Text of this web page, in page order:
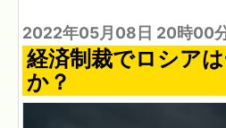
2022年05月08日 20時00
経済制裁でロシア
か？